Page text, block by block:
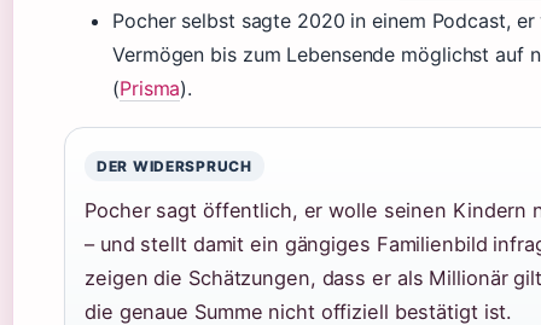
Pocher selbst sagte 2020 in einem Podcast, er
Vermögen bis zum Lebensende möglichst auf
(Prisma).
DER WIDERSPRUCH
Pocher sagt öffentlich, er wolle seinen Kindern
– und stellt damit ein gängiges Familienbild
zeigen die Schätzungen, dass er als Millionär
die genaue Summe nicht offiziell bestätigt ist.